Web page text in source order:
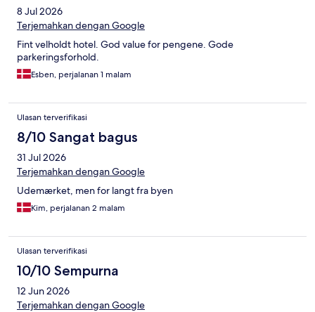
8 Jul 2026
Terjemahkan dengan Google
Fint velholdt hotel. God value for pengene. Gode
parkeringsforhold.
Esben, perjalanan 1 malam
Ulasan terverifikasi
8/10 Sangat bagus
31 Jul 2026
Terjemahkan dengan Google
Udemærket, men for langt fra byen
Kim, perjalanan 2 malam
Ulasan terverifikasi
10/10 Sempurna
12 Jun 2026
Terjemahkan dengan Google